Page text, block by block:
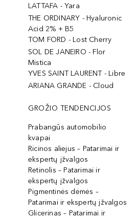
LATTAFA - Yara
THE ORDINARY - Hyaluronic
Acid 2% + B5
TOM FORD - Lost Cherry
SOL DE JANEIRO - Flor
Mistica
YVES SAINT LAURENT - Libre
ARIANA GRANDE - Cloud
GROŽIO TENDENCIJOS
Prabangūs automobilio
kvapai
Ricinos aliejus – Patarimai ir
ekspertų įžvalgos
Retinolis – Patarimai ir
ekspertų įžvalgos
Pigmentinės dėmės –
Patarimai ir ekspertų įžvalgos
Glicerinas – Patarimai ir